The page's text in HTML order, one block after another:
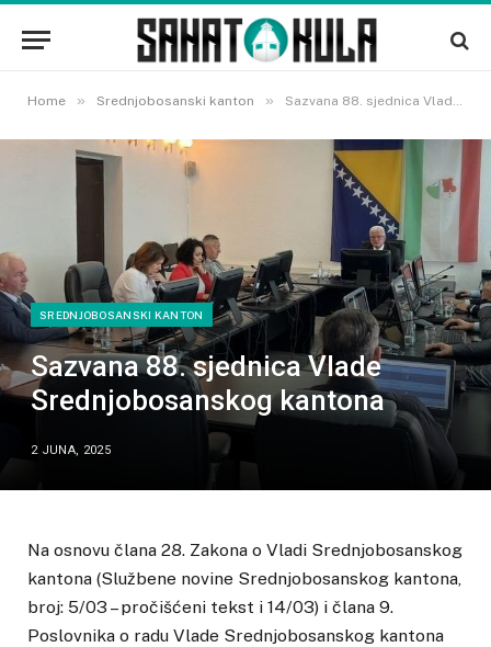
Home » Srednjobosanski kanton » Sazvana 88. sjednica Vlade Srednjobosanskog kantona
SREDNJOBOSANSKI KANTON
Sazvana 88. sjednica Vlade
Srednjobosanskog kantona
2 JUNA, 2025
Na osnovu člana 28. Zakona o Vladi Srednjobosanskog
kantona (Službene novine Srednjobosanskog kantona,
broj: 5/03 – pročišćeni tekst i 14/03) i člana 9.
Poslovnika o radu Vlade Srednjobosanskog kantona